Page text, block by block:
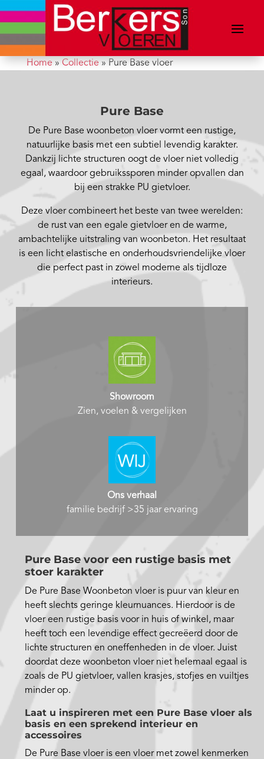
Home» Collectie» Pure Base vloer
Pure Base
De Pure Base woonbeton vloer vormt een rustige,
natuurlijke basis met een subtiel levendig karakter.
Dankzij lichte structuren oogt de vloer niet volledig
egaal, waardoor gebruikssporen minder opvallen dan
bij een strakke PU gietvloer.
Deze vloer combineert het beste van twee werelden:
de rust van een egale gietvloer en de warme,
ambachtelijke uitstraling van woonbeton. Het resultaat
is een licht elastische en onderhoudsvriendelijke vloer
die perfect past in zowel moderne als tijdloze
interieurs.
Showroom
Zien, voelen & vergelijken
Ons verhaal
familie bedrijf >35 jaar ervaring
Pure Base voor een rustige basis met
stoer karakter
De Pure Base Woonbeton vloer is puur van kleur en
heeft slechts geringe kleurnuances. Hierdoor is de
vloer een rustige basis voor in huis of winkel, maar
heeft toch een levendige effect gecreëerd door de
lichte structuren en oneffenheden in de vloer. Juist
doordat deze woonbeton vloer niet helemaal egaal is
zoals de PU gietvloer, vallen krasjes, stofjes en vuiltjes
minder op.
Laat u inspireren met een Pure Base vloer als
basis en een sprekend interieur en
accessoires
De Pure Base vloer is een vloer met zowel kenmerken